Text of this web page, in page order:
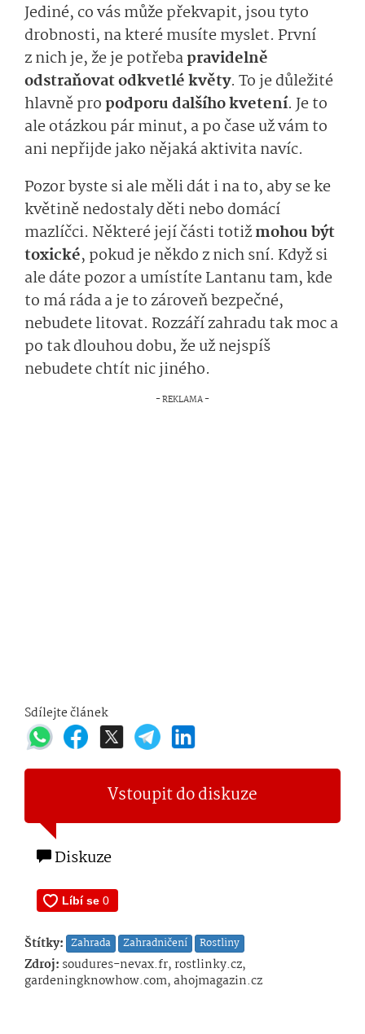
Jediné, co vás může překvapit, jsou tyto
drobnosti, na které musíte myslet. První
z nich je, že je potřebapravidelně
odstraňovat odkvetlé květy. To je důležité
hlavně propodporu dalšího kvetení. Je to
ale otázkou pár minut, a po čase už vám to
ani nepřijde jako nějaká aktivita navíc.
Pozor byste si ale měli dát i na to, aby se ke
květině nedostaly děti nebo domácí
mazlíčci. Některé její části totižmohou být
toxické, pokud je někdo z nich sní. Když si
ale dáte pozor a umístíte Lantanu tam, kde
to má ráda a je to zároveň bezpečné,
nebudete litovat. Rozzáří zahradu tak moc a
po tak dlouhou dobu, že už nejspíš
nebudete chtít nic jiného.
Sdílejte článek
Vstoupit do diskuze
Diskuze
Štítky: Zahrada Zahradničení Rostliny
Zdroj: soudures-nevax.fr, rostlinky.cz,
gardeningknowhow.com, ahojmagazin.cz